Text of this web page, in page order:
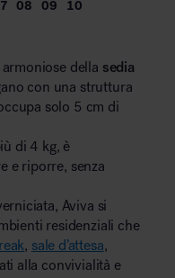
della sedia
con una struttura
solo 5 cm di
di 4 kg, è
e riporre, senza
Aviva si
residenziali che
, sale d’attesa,
alla convivialità e